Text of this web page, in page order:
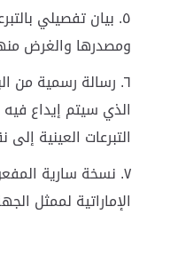
بيان تفصيلي
ومصدرها والغرض
رسالة رسمية من
الذي سيتم إيداع فيه
التبرعات العينية إلى
نسخة سارية
الإماراتية لممثل